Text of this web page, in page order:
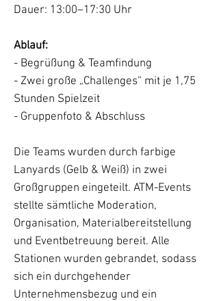
Dauer: 13:00–17:30 Uhr
Ablauf:
- Begrüßung & Teamfindung
- Zwei große „Challenges“ mit je 1,75
Stunden Spielzeit
- Gruppenfoto & Abschluss
Die Teams wurden durch farbige
Lanyards (Gelb & Weiß) in zwei
Großgruppen eingeteilt. ATM-Events
stellte sämtliche Moderation,
Organisation, Materialbereitstellung
und Eventbetreuung bereit. Alle
Stationen wurden gebrandet, sodass
sich ein durchgehender
Unternehmensbezug und ein